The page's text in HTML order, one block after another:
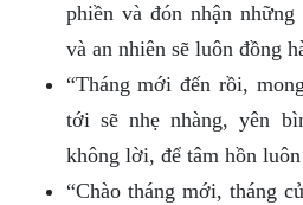
phiền và đón nhận
và an nhiên sẽ luôn đồng
“Tháng mới đến rồi,
tới sẽ nhẹ nhàng, yên
không lời, để tâm hồn
“Chào tháng mới, tháng